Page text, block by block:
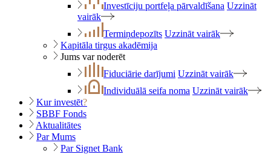
Investīciju portfeļa pārvaldīšana Uzzināt
vairāk
Termiņdepozīts Uzzināt vairāk
Kapitāla tirgus akadēmija
Jums var noderēt
Fiduciārie darījumi Uzzināt vairāk
Individuālā seifa noma Uzzināt vairāk
Kur investēt?
SBBF Fonds
Aktualitātes
Par Mums
Par Signet Bank